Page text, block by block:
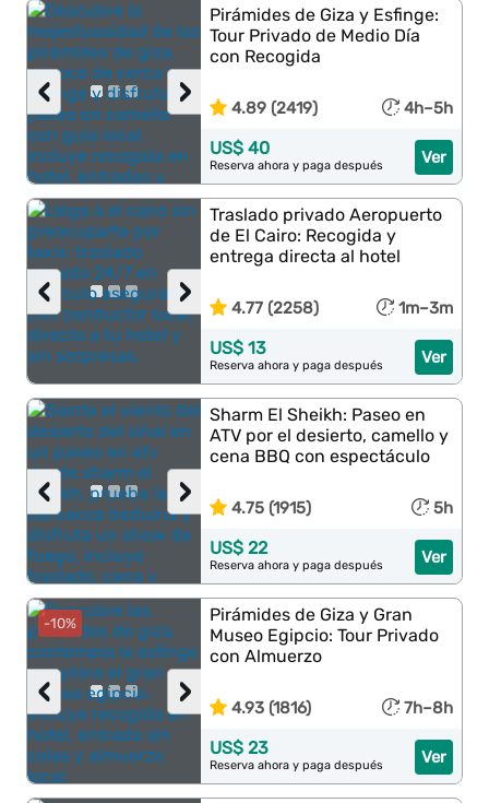
›
‹
Pirámides de Giza y Esfinge:
Tour Privado de Medio Día
con Recogida
4.89 (2419) 4h–5h
Ver
US$ 40
Reserva ahora y paga después
›
‹
Traslado privado Aeropuerto
de El Cairo: Recogida y
entrega directa al hotel
4.77 (2258) 1m–3m
Ver
US$ 13
Reserva ahora y paga después
›
‹
Sharm El Sheikh: Paseo en
ATV por el desierto, camello y
cena BBQ con espectáculo
4.75 (1915) 5h
Ver
US$ 22
Reserva ahora y paga después
-10%
›
‹
Pirámides de Giza y Gran
Museo Egipcio: Tour Privado
con Almuerzo
4.93 (1816) 7h–8h
Ver
US$ 23
Reserva ahora y paga después